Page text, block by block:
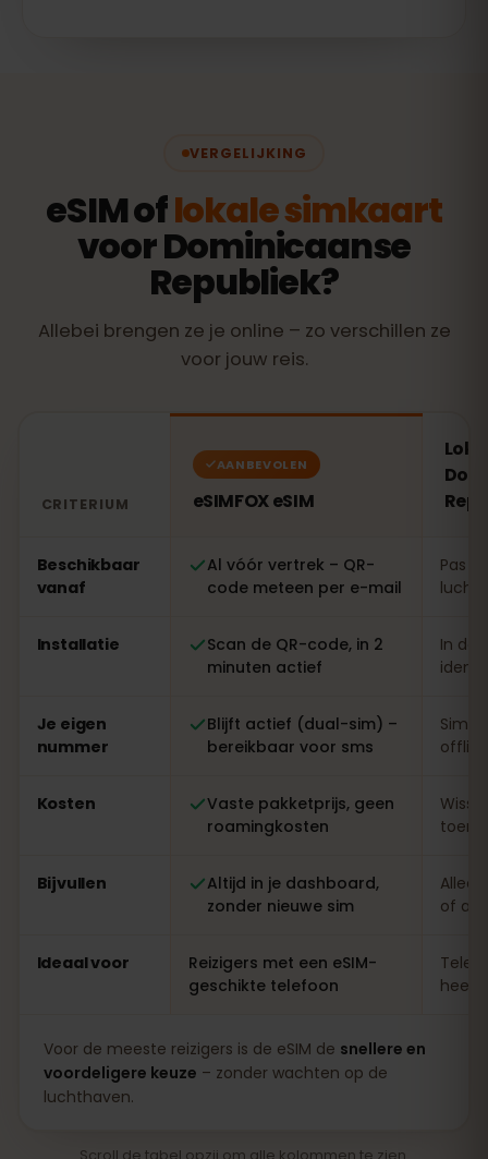
VERGELIJKING
eSIM oflokale simkaart
voor Dominicaanse
Republiek?
Allebei brengen ze je online – zo verschillen ze
voor jouw reis.
CRITERIUM
AANBEVOLEN
eSIMFOX eSIM
Beschikbaar
vanaf
Al vóór vertrek – QR-
code meteen per e-mail
Pas
Installatie
Scan de QR-code, in 2
minuten actief
In de
Je eigen
nummer
Blijft actief (dual-sim) –
bereikbaar voor sms
offline
Kosten
Vaste pakketprijs, geen
roamingkosten
Bijvullen
Altijd in je dashboard,
zonder nieuwe sim
of
Ideaal voor
Reizigers met een eSIM-
geschikte telefoon
heel
Voor de meeste reizigers is de eSIM de snellere en
voordeligere keuze – zonder wachten op de
luchthaven.